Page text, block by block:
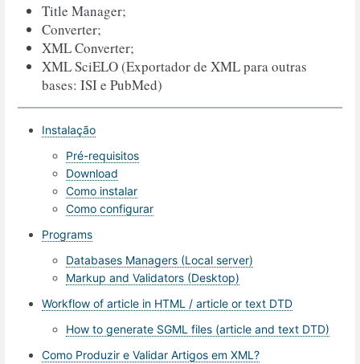
Title Manager;
Converter;
XML Converter;
XML SciELO (Exportador de XML para outras
bases: ISI e PubMed)
Instalação
Pré-requisitos
Download
Como instalar
Como configurar
Programs
Databases Managers (Local server)
Markup and Validators (Desktop)
Workflow of article in HTML / article or text DTD
How to generate SGML files (article and text DTD)
Como Produzir e Validar Artigos em XML?